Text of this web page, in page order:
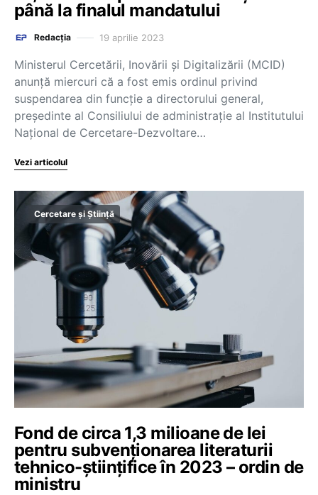
până la finalul mandatului
Redacția 19 aprilie 2023
Ministerul Cercetării, Inovării și Digitalizării (MCID)
anunță miercuri că a fost emis ordinul privind
suspendarea din funcție a directorului general,
președinte al Consiliului de administrație al Institutului
Național de Cercetare-Dezvoltare…
Vezi articolul
Cercetare și Știință
Fond de circa 1,3 milioane de lei
pentru subvenționarea literaturii
tehnico-științifice în 2023 – ordin de
ministru